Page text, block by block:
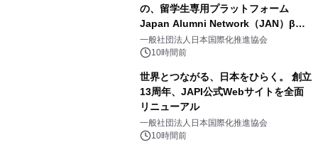
の、留学生専用プラットフォーム
Japan Alumni Network（JAN）β版
をリリース
一般社団法人日本国際化推進協会
10時間前
世界とつながる、日本をひらく。 創立
13周年、JAPI公式Webサイトを全面
リニューアル
一般社団法人日本国際化推進協会
10時間前